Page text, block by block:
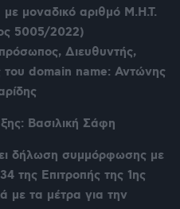
με μοναδικό αριθμό Μ.Η.Τ.
5005/2022)
Διευθυντής,
του domain name: Αντώνης
Βασιλική Σάφη
δήλωση συμμόρφωσης με
της Επιτροπής της 1ης
με τα μέτρα για την